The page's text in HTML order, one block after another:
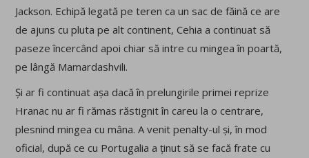
Jackson. Echipă legată pe teren ca un sac de făină ce are
de ajuns cu pluta pe alt continent, Cehia a continuat să
paseze încercând apoi chiar să intre cu mingea în poartă,
pe lângă Mamardashvili.
Și ar fi continuat așa dacă în prelungirile primei reprize
Hranac nu ar fi rămas răstignit în careu la o centrare,
plesnind mingea cu mâna. A venit penalty-ul și, în mod
oficial, după ce cu Portugalia a ținut să se facă frate cu